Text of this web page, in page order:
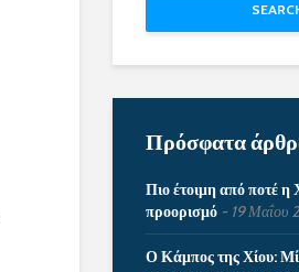
Πρόσφατα
Πιο έτοιμη από ποτέ η
προορισμό
19 Μαΐου
Ο Κάμπος της Χίου: